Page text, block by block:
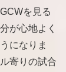
を見る
が心地よく
になりま
寄りの試合